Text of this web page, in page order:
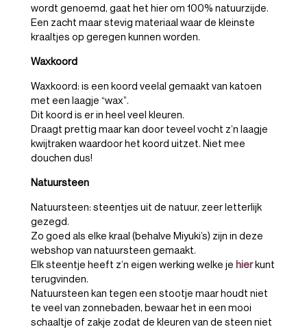
wordt genoemd, gaat het hier om 100% natuurzijde.
Een zacht maar stevig materiaal waar de kleinste
kraaltjes op geregen kunnen worden.
Waxkoord
Waxkoord: is een koord veelal gemaakt van katoen
met een laagje “wax”.
Dit koord is er in heel veel kleuren.
Draagt prettig maar kan door teveel vocht z’n laagje
kwijtraken waardoor het koord uitzet. Niet mee
douchen dus!
Natuursteen
Natuursteen: steentjes uit de natuur, zeer letterlijk
gezegd.
Zo goed als elke kraal (behalve Miyuki’s) zijn in deze
webshop van natuursteen gemaakt.
Elk steentje heeft z’n eigen werking welke je hierkunt
terugvinden.
Natuursteen kan tegen een stootje maar houdt niet
te veel van zonnebaden, bewaar het in een mooi
schaaltje of zakje zodat de kleuren van de steen niet